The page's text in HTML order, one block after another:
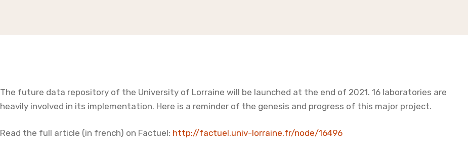
The future data repository of the University of Lorraine will be launched at the end of 2021. 16 laboratories are
heavily involved in its implementation. Here is a reminder of the genesis and progress of this major project.
Read the full article (in french) on Factuel: http://factuel.univ-lorraine.fr/node/16496